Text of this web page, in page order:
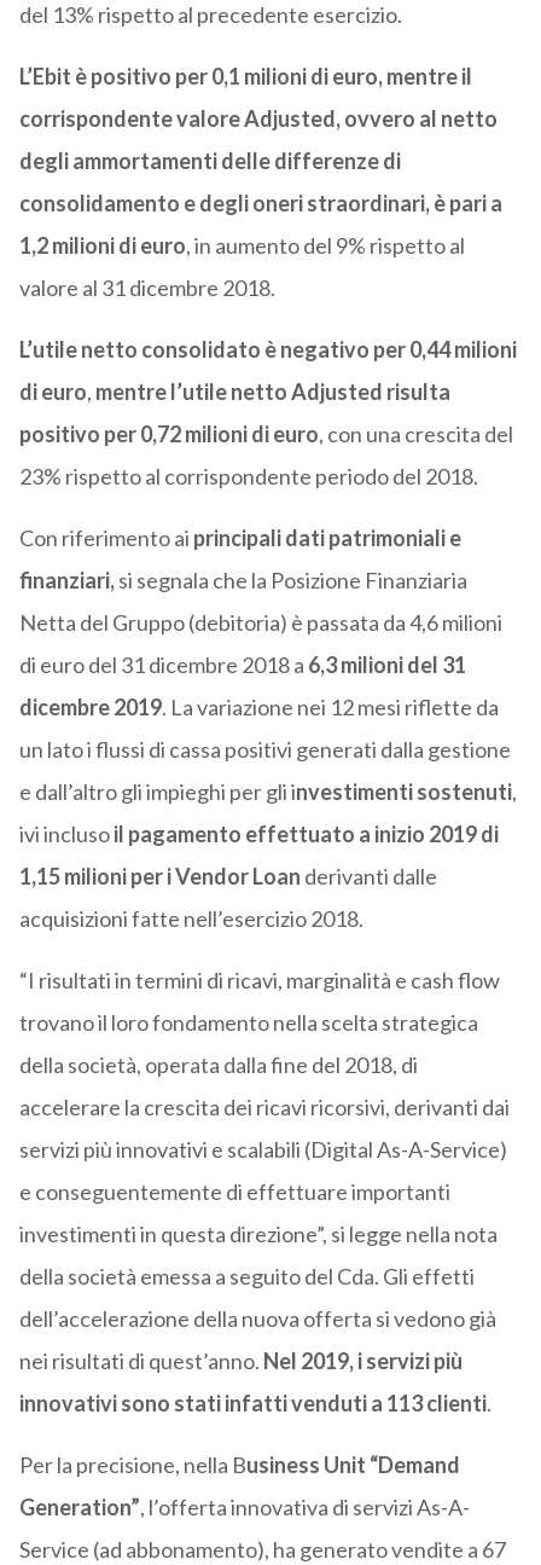
del 13% rispetto al precedente esercizio.
L’Ebit è positivo per 0,1 milioni di euro,mentre il
corrispondente valore Adjusted, ovvero al netto
degli ammortamenti delle differenze di
consolidamento e degli oneri straordinari, è pari a
1,2 milioni di euro, in aumento del 9% rispetto al
valore al 31 dicembre 2018.
L’utile netto consolidato è negativo per 0,44 milioni
di euro, mentre l’utile netto Adjusted risulta
positivo per 0,72 milioni di euro, con una crescita del
23% rispetto al corrispondente periodo del 2018.
Con riferimento ai principali dati patrimoniali e
finanziari,si segnala che la Posizione Finanziaria
Netta del Gruppo (debitoria) è passata da 4,6 milioni
di euro del 31 dicembre 2018 a 6,3 milioni del 31
dicembre 2019. La variazione nei 12 mesi riflette da
un lato i flussi di cassa positivi generati dalla gestione
e dall’altro gli impieghi per gli investimenti sostenuti,
ivi inclusoil pagamento effettuato a inizio 2019 di
1,15 milioni per i Vendor Loan derivanti dalle
acquisizioni fatte nell’esercizio 2018.
“I risultati in termini di ricavi, marginalità e cash flow
trovano il loro fondamento nella scelta strategica
della società, operata dalla fine del 2018, di
accelerare la crescita dei ricavi ricorsivi, derivanti dai
servizi più innovativi e scalabili (Digital As-A-Service)
e conseguentemente di effettuare importanti
investimenti in questa direzione”, si legge nella nota
della società emessa a seguito del Cda. Gli effetti
dell’accelerazione della nuova offerta si vedono già
nei risultati di quest’anno. Nel 2019, i servizi più
innovativi sono stati infatti venduti a 113 clienti.
Per la precisione, nella Business Unit “Demand
Generation”, l’offerta innovativa di servizi As-A-
Service (ad abbonamento), ha generato vendite a 67